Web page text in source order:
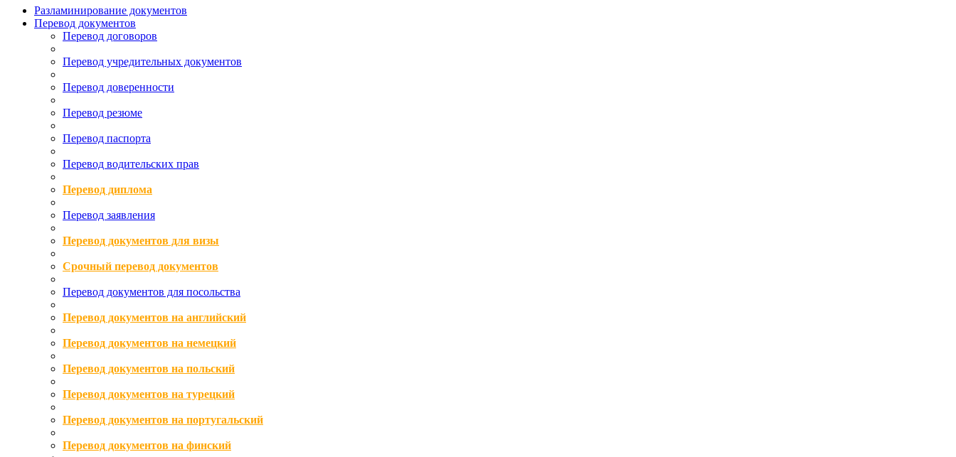
Разламинирование документов
Перевод документов
Перевод договоров
Перевод учредительных документов
Перевод доверенности
Перевод резюме
Перевод паспорта
Перевод водительских прав
Перевод диплома
Перевод заявления
Перевод документов для визы
Срочный перевод документов
Перевод документов для посольства
Перевод документов на английский
Перевод документов на немецкий
Перевод документов на польский
Перевод документов на турецкий
Перевод документов на португальский
Перевод документов на финский